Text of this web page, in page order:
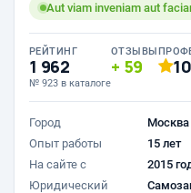
Aut viam inveniam aut
РЕЙТИНГ
1 962
№ 923 в каталоге
ОТЗЫВЫ
59
Город
Москва
Опыт работы
15 лет
На сайте с
2015
Юридический